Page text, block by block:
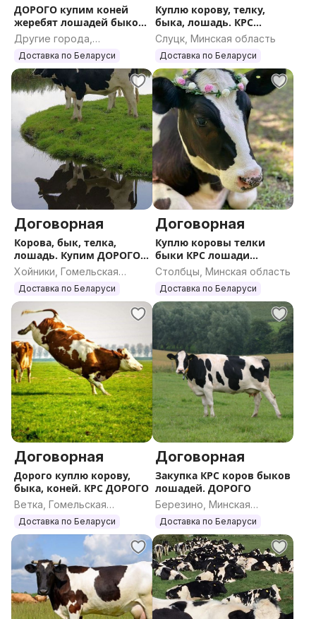
ДОРОГО купим коней
жеребят лошадей быков
коров КРС
Другие города,
Могилевская область
Доставка по Беларуси
Куплю корову, телку,
быка, лошадь. КРС
ДОРОГО
Слуцк, Минская область
Доставка по Беларуси
Договорная
Корова, бык, телка,
лошадь. Купим ДОРОГО
КРС
Хойники, Гомельская
область
Доставка по Беларуси
Договорная
Куплю коровы телки
быки КРС лошади
жеребята
Столбцы, Минская область
Доставка по Беларуси
Договорная
Дорого куплю корову,
быка, коней. КРС ДОРОГО
Ветка, Гомельская
область
Доставка по Беларуси
Договорная
Закупка КРС коров быков
лошадей. ДОРОГО
Березино, Минская
область
Доставка по Беларуси